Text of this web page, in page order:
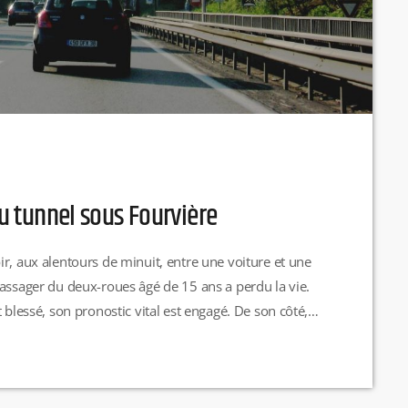
tunnel sous Fourvière
aux alentours de minuit, entre une voiture et une
du deux-roues âgé de 15 ans a perdu la vie.
son pronostic vital est engagé. De son côté,